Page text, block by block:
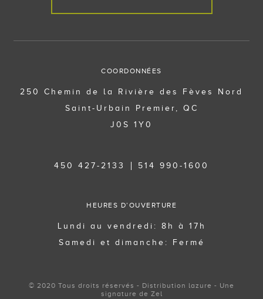
COORDONNÉES
250 Chemin de la Rivière des Fèves Nord
Saint-Urbain Premier, QC
J0S 1Y0
450 427-2133 514 990-1600
HEURES D’OUVERTURE
Lundi au vendredi: 8h à 17h
Samedi et dimanche: Fermé
© 2020 Tous droits réservés - Distribution lazure - Une
signature de Zel